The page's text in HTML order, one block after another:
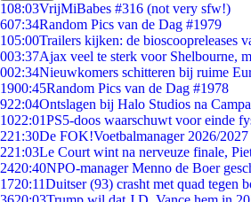
108:03VrijMiBabes #316 (not very sfw!)
607:34Random Pics van de Dag #1979
105:00Trailers kijken: de bioscoopreleases
003:37Ajax veel te sterk voor Shelbourne,
002:34Nieuwkomers schitteren bij ruime
1900:45Random Pics van de Dag #1978
922:04Ontslagen bij Halo Studios na
1022:01PS5-doos waarschuwt voor einde
221:30De FOK!Voetbalmanager 2026/2027
221:03Le Court wint na nerveuze finale,
2420:40NPO-manager Menno de Boer
1720:11Duitser (93) crasht met quad tegen